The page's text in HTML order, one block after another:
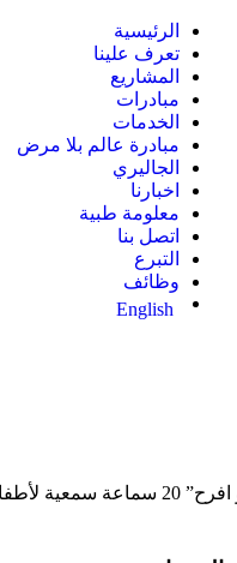
الرئيسية
تعرف علينا
المشاريع
مبادرات
الخدمات
مبادرة عالم بلا مرض
الجاليري
اخبارنا
معلومة طبية
اتصل بنا
التبرع
وظائف
English